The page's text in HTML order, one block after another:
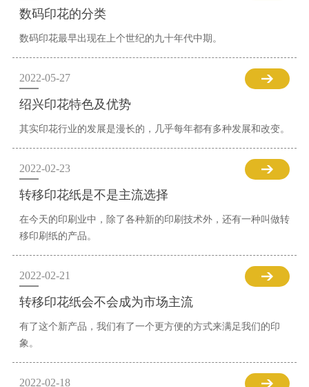
数码印花的分类
数码印花最早出现在上个世纪的九十年代中期。
2022-05-27
绍兴印花特色及优势
其实印花行业的发展是漫长的，几乎每年都有多种发展和改变。
2022-02-23
转移印花纸是不是主流选择
在今天的印刷业中，除了各种新的印刷技术外，还有一种叫做转
移印刷纸的产品。
2022-02-21
转移印花纸会不会成为市场主流
有了这个新产品，我们有了一个更方便的方式来满足我们的印
象。
2022-02-18